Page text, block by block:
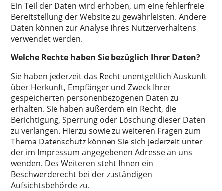
Ein Teil der Daten wird erhoben, um eine fehlerfreie
Bereitstellung der Website zu gewährleisten. Andere
Daten können zur Analyse Ihres Nutzerverhaltens
verwendet werden.
Welche Rechte haben Sie bezüglich Ihrer Daten?
Sie haben jederzeit das Recht unentgeltlich Auskunft
über Herkunft, Empfänger und Zweck Ihrer
gespeicherten personenbezogenen Daten zu
erhalten. Sie haben außerdem ein Recht, die
Berichtigung, Sperrung oder Löschung dieser Daten
zu verlangen. Hierzu sowie zu weiteren Fragen zum
Thema Datenschutz können Sie sich jederzeit unter
der im Impressum angegebenen Adresse an uns
wenden. Des Weiteren steht Ihnen ein
Beschwerderecht bei der zuständigen
Aufsichtsbehörde zu.